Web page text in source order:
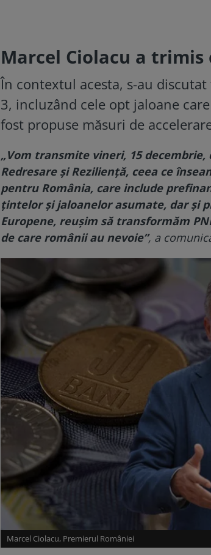
Marcel Ciolacu a trimis
În contextul acesta, s-au
3, incluzând cele opt jaloane
fost propuse măsuri de
„Vom transmite vineri, 15
Redresare și Reziliență, ceea ce
pentru România, care include
țintelor și jaloanelor asumate, dar și
Europene, reușim să transformăm
de care românii au nevoie”, a
Marcel Ciolacu, Premierul României